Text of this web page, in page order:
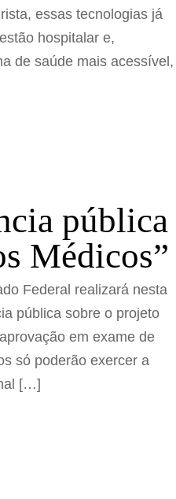
essas tecnologias já
hospitalar e,
de saúde mais acessível,
pública
Médicos”
Federal realizará nesta
pública sobre o projeto
em exame de
só poderão exercer a
[…]